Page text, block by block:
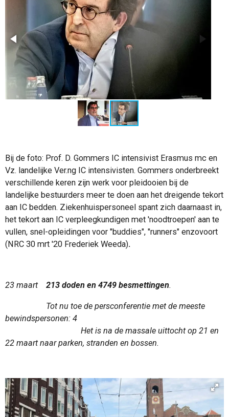
Bij de foto: Prof. D. Gommers IC intensivist Erasmus mc en
Vz. landelijke Ver.ng IC intensivisten. Gommers onderbreekt
verschillende keren zijn werk voor pleidooien bij de
landelijke bestuurders meer te doen aan het dreigende tekort
aan IC bedden. Ziekenhuispersoneel spant zich daarnaast in,
het tekort aan IC verpleegkundigen met 'noodtroepen' aan te
vullen, snel-opleidingen voor "buddies", "runners" enzovoort
(NRC 30 mrt '20 Frederiek Weeda).
23 maart 213 doden en 4749 besmettingen.
Tot nu toe de persconferentie met de meeste
bewindspersonen: 4
Het is na de massale uittocht op 21 en
22 maart naar parken, stranden en bossen.